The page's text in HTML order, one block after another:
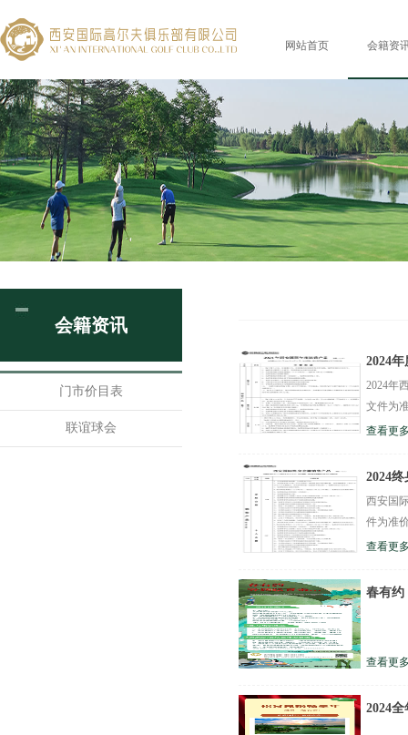
网站首页 会籍资
会籍资讯
门市价目表
联谊球会
2024
2024年
文件为
查看更
2024
西安国
件为准
查看更
春有约
查看更
2024